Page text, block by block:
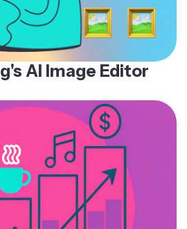
AI Image Editor